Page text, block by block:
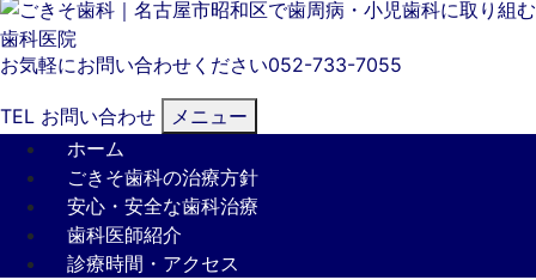
お気軽にお問い合わせください052-733-7055
TEL お問い合わせ
メニュー
ホーム
ごきそ歯科の治療方針
安心・安全な歯科治療
歯科医師紹介
診療時間・アクセス